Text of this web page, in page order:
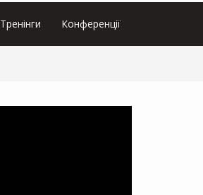
Тренінги Конференції